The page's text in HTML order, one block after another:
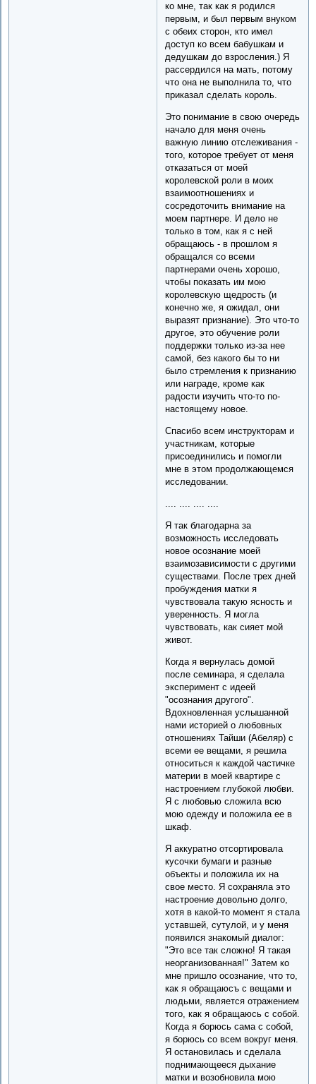
ко мне, так как я родился
первым, и был первым внуком
с обеих сторон, кто имел
доступ ко всем бабушкам и
дедушкам до взросления.) Я
рассердился на мать, потому
что она не выполнила то, что
приказал сделать король.
Это понимание в свою очередь
начало для меня очень
важную линию отслеживания -
того, которое требует от меня
отказаться от моей
королевской роли в моих
взаимоотношениях и
сосредоточить внимание на
моем партнере. И дело не
только в том, как я с ней
обращаюсь - в прошлом я
обращался со всеми
партнерами очень хорошо,
чтобы показать им мою
королевскую щедрость (и
конечно же, я ожидал, они
выразят признание). Это что-то
другое, это обучение роли
поддержки только из-за нее
самой, без какого бы то ни
было стремления к признанию
или награде, кроме как
радости изучить что-то по-
настоящему новое.
Спасибо всем инструкторам и
участникам, которые
присоединились и помогли
мне в этом продолжающемся
исследовании.
.... .... .... ....
Я так благодарна за
возможность исследовать
новое осознание моей
взаимозависимости с другими
существами. После трех дней
пробуждения матки я
чувствовала такую ясность и
уверенность. Я могла
чувствовать, как сияет мой
живот.
Когда я вернулась домой
после семинара, я сделала
эксперимент с идеей
"осознания другого".
Вдохновленная услышанной
нами историей о любовных
отношениях Тайши (Абеляр) с
всеми ее вещами, я решила
относиться к каждой частичке
материи в моей квартире с
настроением глубокой любви.
Я с любовью сложила всю
мою одежду и положила ее в
шкаф.
Я аккуратно отсортировала
кусочки бумаги и разные
объекты и положила их на
свое место. Я сохраняла это
настроение довольно долго,
хотя в какой-то момент я стала
уставшей, сутулой, и у меня
появился знакомый диалог:
"Это все так сложно! Я такая
неорганизованная!" Затем ко
мне пришло осознание, что то,
как я обращаюсъ с вещами и
людьми, является отражением
того, как я обращаюсь с собой.
Когда я борюсь сама с собой,
я борюсь со всем вокруг меня.
Я остановилась и сделала
поднимающееся дыхание
матки и возобновила мою